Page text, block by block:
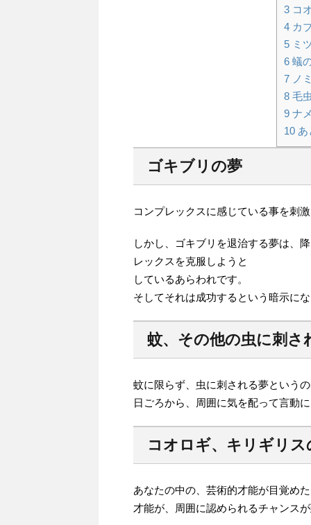
3コ
4カ
5ミ
6蟻
7ノ
8毛
9ナ
10あ
ゴキブリの夢
コンプレックスに感じている事を刺
しかし、ゴキブリを退治する夢は、
レックスを克服しようと
しているあらわれです。
そしてそれは成功するという暗示にな
蚊、その他の虫に刺さ
蚊に限らず、虫に刺される夢という
日ごろから、周囲に気を配って言動
コオロギ、キリギリス
あなたの中の、芸術的才能が目覚め
才能が、周囲に認められるチャンスが